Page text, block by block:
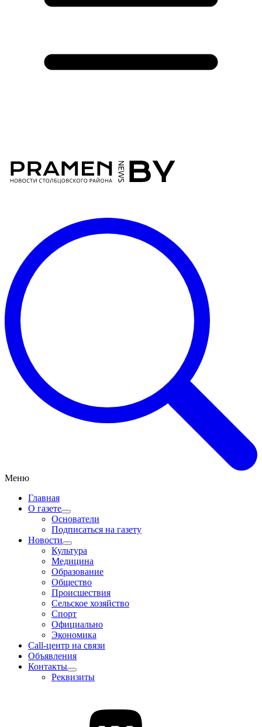
Меню
Главная
О газете
Основатели
Подписаться на газету
Новости
Культура
Медицина
Образование
Общество
Происшествия
Сельское хозяйство
Спорт
Официально
Экономика
Call-центр на связи
Объявления
Контакты
Реквизиты